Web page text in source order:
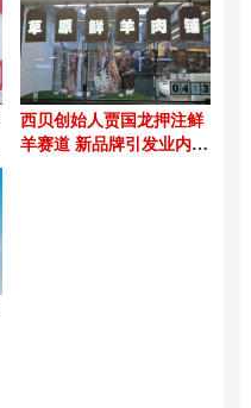
西贝创始人贾国龙押注鲜
羊赛道 新品牌引发业内关